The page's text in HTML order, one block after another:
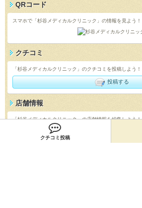
クチコミ投稿
QRコード
スマホで「杉谷メディカルクリニック」の情報を見よう！
クチコミ
「杉谷メディカルクリニック」のクチコミを投稿しよう！
投稿する
店舗情報
「杉谷メディカルクリニック」の店舗情報を編集しよう！